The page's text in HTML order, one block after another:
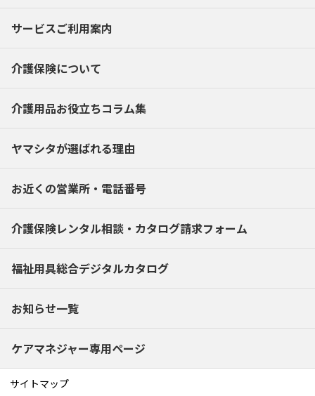
サービスご利用案内
介護保険について
介護用品お役立ちコラム集
ヤマシタが選ばれる理由
お近くの営業所・電話番号
介護保険レンタル相談・ カタログ請求フォーム
福祉用具総合デジタルカタログ
お知らせ一覧
ケアマネジャー専用ページ
サイトマップ